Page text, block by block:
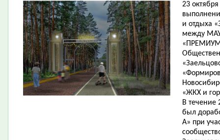
23
и отдыха
между
«ЖКХ и
В течение
был
А» при